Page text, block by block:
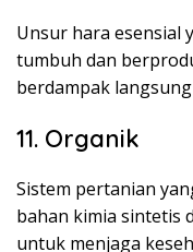
Unsur hara esensial
tumbuh dan
berdampak
11. Organik
Sistem pertanian
bahan kimia sintetis
untuk menjaga